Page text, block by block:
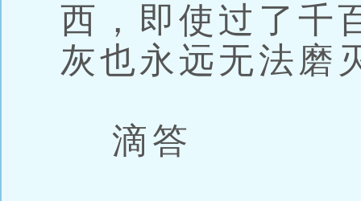
西，即使过了千
灰也永远无法磨
滴答